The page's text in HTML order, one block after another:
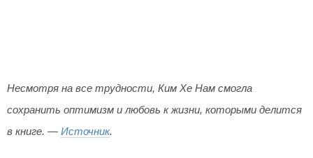
Несмотря на все трудности, Ким Хе Нам смогла
сохранить оптимизм и любовь к жизни, которыми делится
в книге. — Источник.